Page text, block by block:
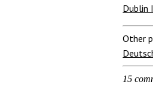
Dublin
Other
15